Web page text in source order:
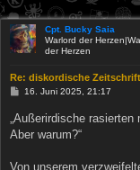
Cpt. Bucky Saia
Warlord der
der Herzen
Re: diskordische
B
t
r
16. Juni 2025, 21:17
„Außerirdische rasierten
Aber warum?“
Von unserem